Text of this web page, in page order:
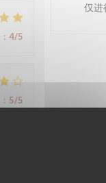
: 4/5
: 5/5
仅进